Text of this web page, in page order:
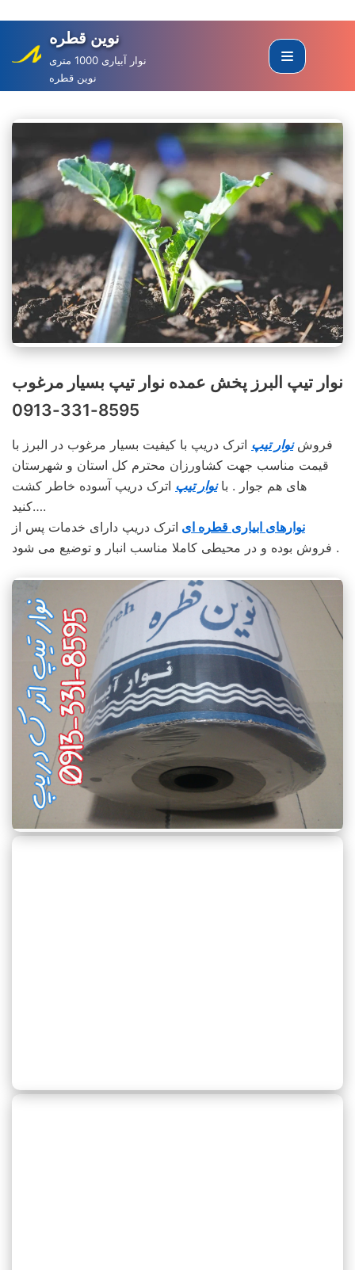
to
content
نوین قطره
نوار آبیاری 1000 متری
نوین قطره
نوار تیپ البرز پخش عمده نوار تیپ بسیار مرغوب
8595-331-0913
فروشنوار تیپ اترک دریپ با کیفیت بسیار مرغوب در البرز با
قیمت مناسب جهت کشاورزان محترم کل استان و شهرستان
های هم جوار . بانوار تیپ اترک دریپ آسوده خاطر کشت
کنید….
نوارهای ابیاری قطره ای اترک دریپ دارای خدمات پس از
فروش بوده و در محیطی کاملا مناسب انبار و توضیع می شود .